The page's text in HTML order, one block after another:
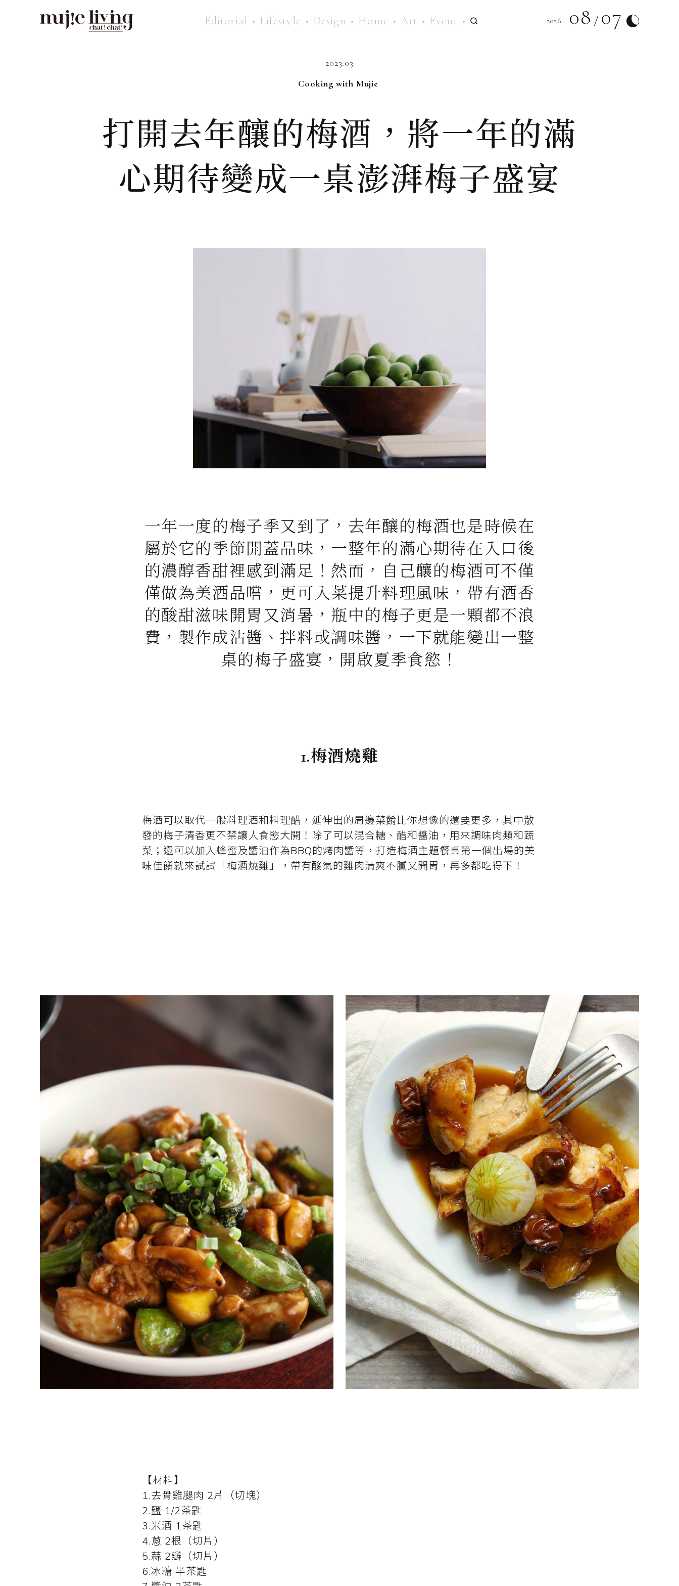
Editorial Lifestyle Design Home Art Event 2026 08 07
2023.03
Cooking with Mujie
打開去年釀的梅酒，將一年的滿
心期待變成一桌澎湃梅子盛宴
一年一度的梅子季又到了，去年釀的梅酒也是時候在
屬於它的季節開蓋品味，一整年的滿心期待在入口後
的濃醇香甜裡感到滿足！然而，自己釀的梅酒可不僅
僅做為美酒品嚐，更可入菜提升料理風味，帶有酒香
的酸甜滋味開胃又消暑，瓶中的梅子更是一顆都不浪
費，製作成沾醬、拌料或調味醬，一下就能變出一整
桌的梅子盛宴，開啟夏季食慾！
1.梅酒燒雞
梅酒可以取代一般料理酒和料理醋，延伸出的周邊菜餚比你想像的還要更多，其中散
發的梅子清香更不禁讓人食慾大開！除了可以混合糖、醋和醬油，用來調味肉類和蔬
菜；還可以加入蜂蜜及醬油作為BBQ的烤肉醬等，打造梅酒主題餐桌第一個出場的美
味佳餚就來試試「梅酒燒雞」，帶有酸氣的雞肉清爽不膩又開胃，再多都吃得下！
【材料】
1.去骨雞腿肉 2片（切塊）
2.鹽 1/2茶匙
3.米酒 1茶匙
4.蔥 2根（切片）
5.蒜 2瓣（切片）
6.冰糖 半茶匙